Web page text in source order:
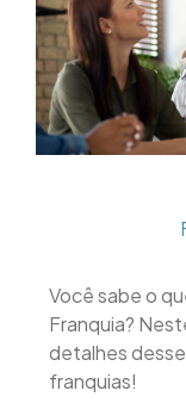
Você sabe o
Franquia?
detalhes
franquias!